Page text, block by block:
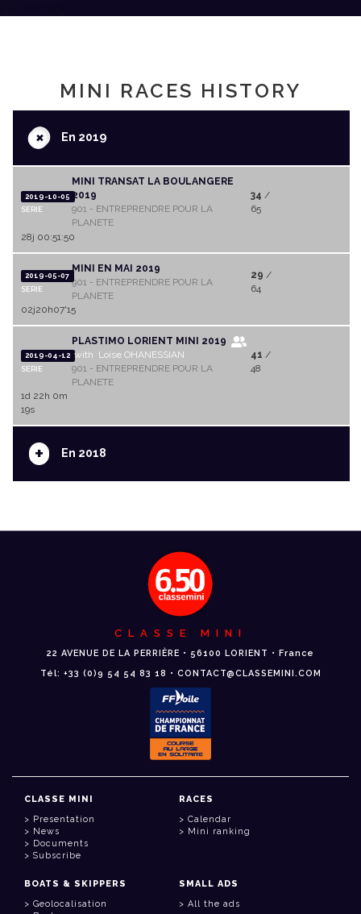
MINI RACES HISTORY
+En 2019
2019-10-05
SERIE
MINI TRANSAT LA BOULANGERE
2019
901 - ENTREPRENDRE POUR LA
PLANETE
34 /
65
28j 00:51:50
2019-05-07
SERIE
MINI EN MAI 2019
901 - ENTREPRENDRE POUR LA
PLANETE
29 /
64
02j20h07'15
2019-04-12
SERIE
PLASTIMO LORIENT MINI 2019
with Loise OHANESSIAN
901 - ENTREPRENDRE POUR LA
PLANETE
41 /
48
1d 22h 0m
19s
+ En 2018
CLASSE MINI
22 AVENUE DE LA PERRIÈRE • 56100 LORIENT • France
Tél: +33 (0)9 54 54 83 18 • CONTACT@CLASSEMINI.COM
CLASSE MINI
Presentation
News
Documents
Subscribe
RACES
Calendar
Mini ranking
BOATS & SKIPPERS
Geolocalisation
SMALL ADS
All the ads